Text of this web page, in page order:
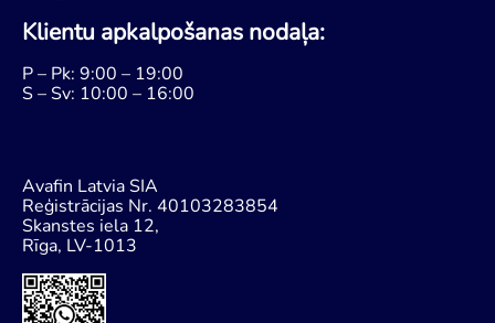
Klientu apkalpošanas nodaļa:
P – Pk: 9:00 – 19:00
S – Sv: 10:00 – 16:00
Avafin Latvia SIA
Reģistrācijas Nr. 40103283854
Skanstes iela 12,
Rīga, LV-1013